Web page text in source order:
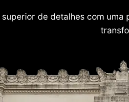
de detalhes com